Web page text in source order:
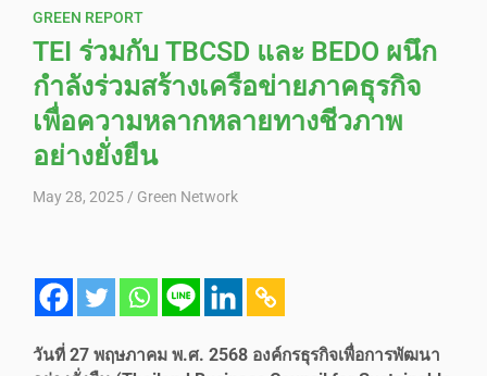
GREEN REPORT
TEI ร่วมกับ TBCSD และ BEDO ผนึก
กำลังร่วมสร้างเครือข่ายภาคธุรกิจ
เพื่อความหลากหลายทางชีวภาพ
อย่างยั่งยืน
May 28, 2025 Green Network
วันที่ 27 พฤษภาคม พ.ศ. 2568 องค์กรธุรกิจเพื่อการพัฒนา